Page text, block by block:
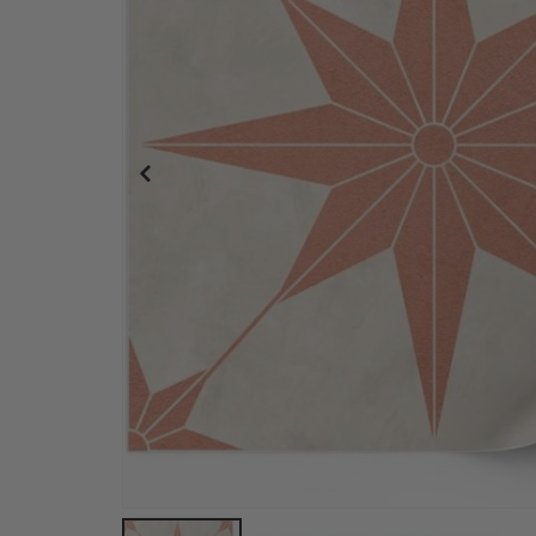
Retroblommönster Väggplattor / 24 st